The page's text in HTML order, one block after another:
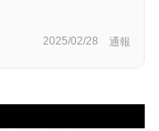
2025/02/28 通報